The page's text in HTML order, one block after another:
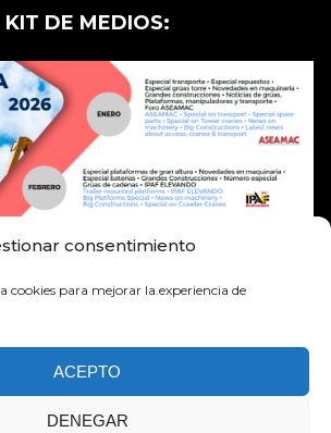
consentimiento
cookies para mejorar la.experiencia de
ACEPTO
DENEGAR
KIT DE MEDIOS: